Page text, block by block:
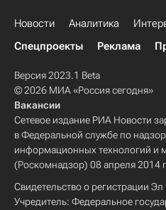
Новости Аналитика
Спецпроекты
Реклама
Версия 2023.1 Beta
© 2026 МИА «Россия сегодня»
Вакансии
Сетевое издание РИА Новости
в Федеральной службе по
информационных технологий и
(Роскомнадзор) 08 апреля 2014
Свидетельство о регистрации
Учредитель: Федеральное